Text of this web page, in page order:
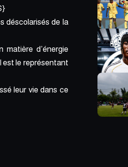
déscolarisés de la
d’énergie
est le représentant
leur vie dans ce